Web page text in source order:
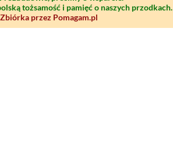
tożsamość i pamięć o naszych przodkach.
Zbiórka przez Pomagam.pl